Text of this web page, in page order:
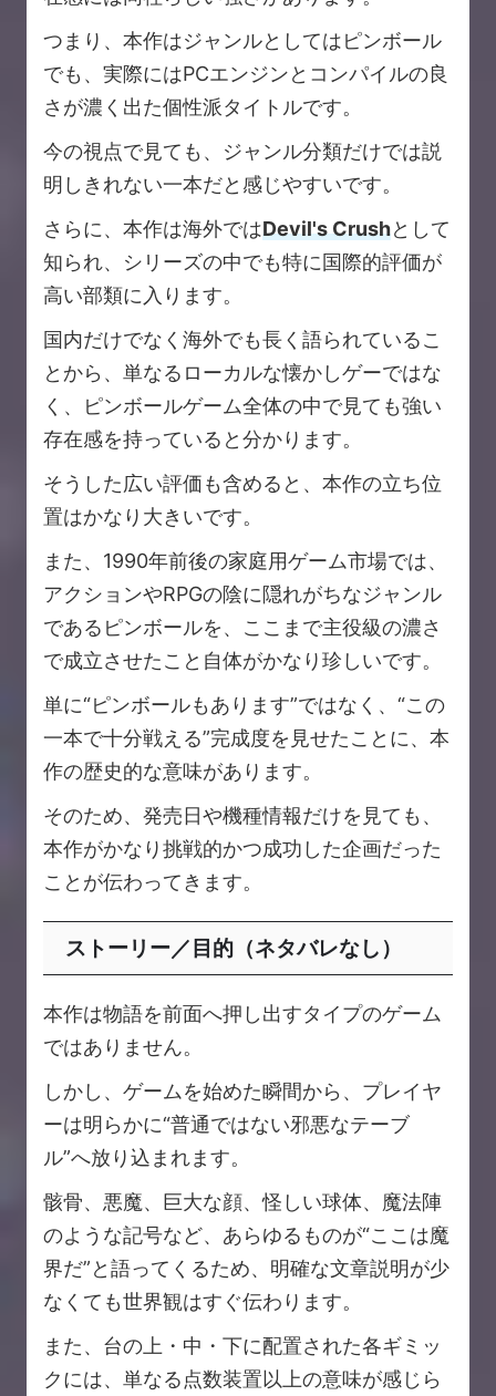
つまり、本作はジャンルとしてはピンボール
でも、実際にはPCエンジンとコンパイルの良
さが濃く出た個性派タイトルです。
今の視点で見ても、ジャンル分類だけでは説
明しきれない一本だと感じやすいです。
さらに、本作は海外ではDevil's Crushとして
知られ、シリーズの中でも特に国際的評価が
高い部類に入ります。
国内だけでなく海外でも長く語られているこ
とから、単なるローカルな懐かしゲーではな
く、ピンボールゲーム全体の中で見ても強い
存在感を持っていると分かります。
そうした広い評価も含めると、本作の立ち位
置はかなり大きいです。
また、1990年前後の家庭用ゲーム市場では、
アクションやRPGの陰に隠れがちなジャンル
であるピンボールを、ここまで主役級の濃さ
で成立させたこと自体がかなり珍しいです。
単に“ピンボールもあります”ではなく、“この
一本で十分戦える”完成度を見せたことに、本
作の歴史的な意味があります。
そのため、発売日や機種情報だけを見ても、
本作がかなり挑戦的かつ成功した企画だった
ことが伝わってきます。
ストーリー／目的（ネタバレなし）
本作は物語を前面へ押し出すタイプのゲーム
ではありません。
しかし、ゲームを始めた瞬間から、プレイヤ
ーは明らかに“普通ではない邪悪なテーブ
ル”へ放り込まれます。
骸骨、悪魔、巨大な顔、怪しい球体、魔法陣
のような記号など、あらゆるものが“ここは魔
界だ”と語ってくるため、明確な文章説明が少
なくても世界観はすぐ伝わります。
また、台の上・中・下に配置された各ギミッ
クには、単なる点数装置以上の意味が感じら